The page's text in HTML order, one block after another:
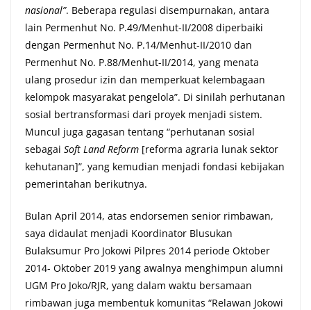
nasional”. Beberapa regulasi disempurnakan, antara
lain Permenhut No. P.49/Menhut-II/2008 diperbaiki
dengan Permenhut No. P.14/Menhut-II/2010 dan
Permenhut No. P.88/Menhut-II/2014, yang menata
ulang prosedur izin dan memperkuat kelembagaan
kelompok masyarakat pengelola”. Di sinilah perhutanan
sosial bertransformasi dari proyek menjadi sistem.
Muncul juga gagasan tentang “perhutanan sosial
sebagai Soft Land Reform [reforma agraria lunak sektor
kehutanan]”, yang kemudian menjadi fondasi kebijakan
pemerintahan berikutnya.
Bulan April 2014, atas endorsemen senior rimbawan,
saya didaulat menjadi Koordinator Blusukan
Bulaksumur Pro Jokowi Pilpres 2014 periode Oktober
2014- Oktober 2019 yang awalnya menghimpun alumni
UGM Pro Joko/RJR, yang dalam waktu bersamaan
rimbawan juga membentuk komunitas “Relawan Jokowi